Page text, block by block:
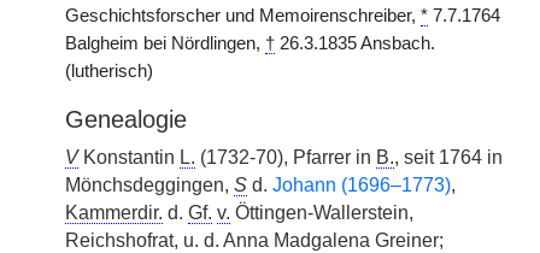
Geschichtsforscher und Memoirenschreiber, * 7.7.1764
Balgheim bei Nördlingen, † 26.3.1835 Ansbach.
(lutherisch)
Genealogie
VKonstantin L. (1732-70), Pfarrer in B., seit 1764 in
Mönchsdeggingen, S d. Johann (1696–1773),
Kammerdir. d. Gf. v. Öttingen-Wallerstein,
Reichshofrat, u. d. Anna Madgalena Greiner;